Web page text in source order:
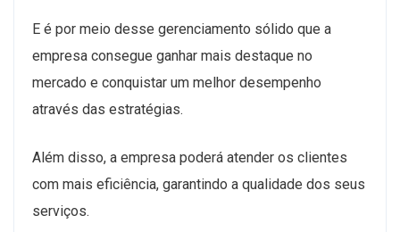
E é por meio desse gerenciamento sólido que a
empresa consegue ganhar mais destaque no
mercado e conquistar um melhor desempenho
através das estratégias.
Além disso, a empresa poderá atender os clientes
com mais eficiência, garantindo a qualidade dos seus
serviços.